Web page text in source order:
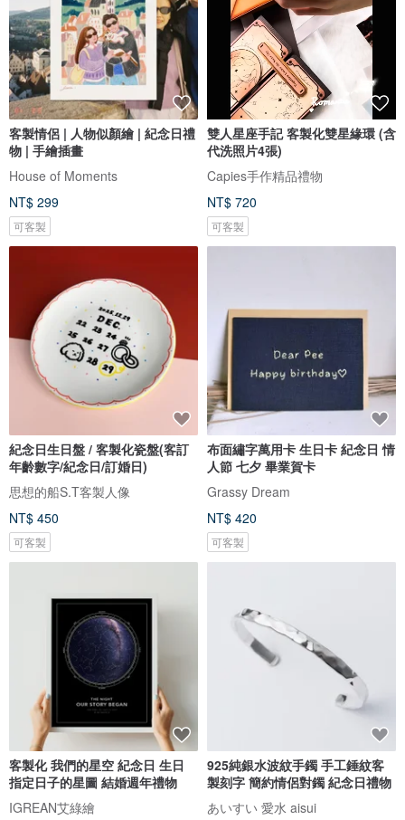
客製情侶 | 人物似顏繪 | 紀念日禮
物 | 手繪插畫
House of Moments
NT$ 299
可客製
雙人星座手記 客製化雙星緣環 (含
代洗照片4張)
Capies手作精品禮物
NT$ 720
可客製
紀念日生日盤 / 客製化瓷盤(客訂
年齡數字/紀念日/訂婚日)
思想的船S.T客製人像
NT$ 450
可客製
布面繡字萬用卡 生日卡 紀念日 情
人節 七夕 畢業賀卡
Grassy Dream
NT$ 420
可客製
客製化 我們的星空 紀念日 生日
指定日子的星圖 結婚週年禮物
IGREAN艾綠繪
925純銀水波紋手鐲 手工錘紋客
製刻字 簡約情侶對鐲 紀念日禮物
あいすい 愛水 aisui